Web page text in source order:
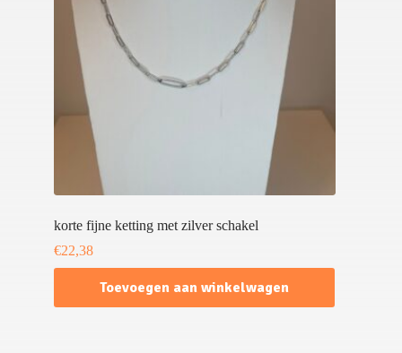
korte fijne ketting met zilver schakel
€22,38
Toevoegen aan winkelwagen